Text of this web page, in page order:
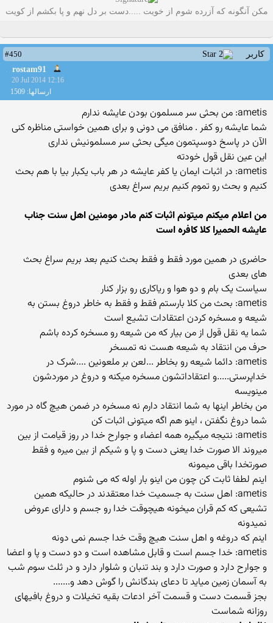
مکن آنگونه که آزرده شوم از خویت .....دست بر دل نهم و پا بکشم از کویت
کاربر
#450
rostam91
20 Jul 2014 12:16
ارسالها: 1509
ametis: من بحثی سر مسلمون بودن عایشه ندارم
شما عایشه رو کفر . منافق می دونی و برای همین خواستی مناظره کنی
الآن در پاسخ دوسپتمون میگی بحثی سر مسلمونیش نداری
این عین نقل قول خودته
ametis: در اثبات ایمان یا کفر عایشه در هر باب یکبار بیا با هم بحث
کنیم و بحث رو تموم کنیم بریم سراغ بعدی
من اعلام میکنم میتونم اثبات کنم مادر مومنین اهل سنت جناب
عایشه الحمیرا کلا کافره است
حاضری در همین مورد فقط و فقط بحث کنیم بعد بریم سراغ بحث
های بعدی
سیاست یک بام و دو هوا و ریاکاری رو بزار کنار
ametis: بحث من کلا بارستم فقط و فقط به خاطر دروغ بستن به
شیعه و مسخره کردن اعتقادات تشیع است
شما یه نقل قول از من بیار که من شیعه رو مسخره کرده باشم
حرف من انتقاد به شیعه هست نه تمسخر
ametis: دائما شیعه رو بخاطر ...لعن بر ملعونین ....شرک در
خداپرستی.....و اعتقاداتشون مسخره میکنه و دروغ در موردشون
مینویسه
من بخاطر اینها به شما انتقاد دارم نه مسخره در ضمن هیچ گاه در مورد
شما دروغ نگفتن ، اینو هم اگه میتونی اثبات کن
ametis: نتیجه میگیره همه اعضاء و جوارح خدا در روز قیامت از بین
میروند الا صورت خدا یعنی دست و پا و شیکم از بین میره و فقط
صورتخدا باقی میمونه
اینم لطفا ثابت کن چون من اینو بار اوله که می شنوم
ametis: اهل سنت به جسمیت خدا معتقدند در حالیکه همین
تشیعی که کم قران میخونه هیچوقت خدا رو جسم و دارای عروض
نمیدونه
اینم که دروغه و اهل سنت هیچ وقت خدا جسم نمی دونه
ametis: خدا جسم است و قابل مشاهده است و دو دست و پا و اعضا
و جوارح دارد و صورت دارد و بند تنبان و شلوار دارد و در ثلث سوم شب
به آسمان زمین میاید تا دعای بندگانش را گوش دهد و.......
بجز قسمت دست و قسمت آخر ادعات بقیه تخیلات و دروغ بافیهای
روزانه شماست